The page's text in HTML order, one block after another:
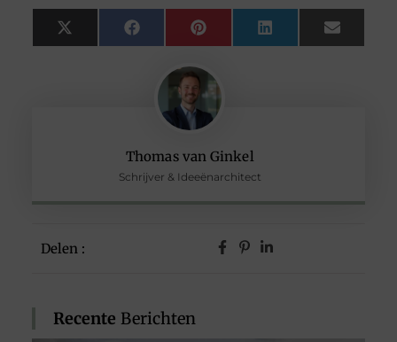
Thomas van Ginkel
Schrijver & Ideeënarchitect
Delen :
Recente Berichten
X
(Twitter)
FacebookPinterest LinkedIn Email